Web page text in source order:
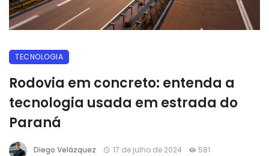
TECNOLOGIA
Rodovia em concreto: entenda a
tecnologia usada em estrada do
Paraná
Diego Velázquez 17 de julho de 2024
581